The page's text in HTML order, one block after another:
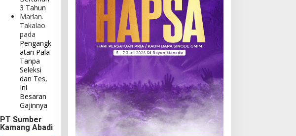
3 Tahun
Marlan.
Takalao
pada
Pengangk
atan Pala
Tanpa
Seleksi
dan Tes,
Ini
Besaran
Gajinnya
PT Sumber
Kamang Abadi